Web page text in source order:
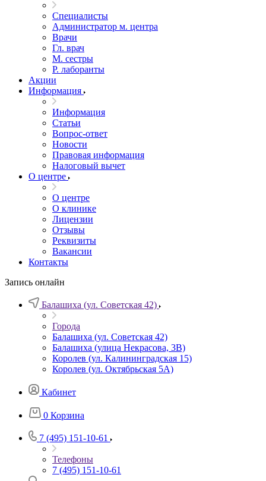
Специалисты
Администратор м. центра
Врачи
Гл. врач
М. сестры
Р. лаборанты
Акции
Информация
Информация
Статьи
Вопрос-ответ
Новости
Правовая информация
Налоговый вычет
О центре
О центре
О клинике
Лицензии
Отзывы
Реквизиты
Вакансии
Контакты
Запись онлайн
Балашиха (ул. Советская 42)
Города
Балашиха (ул. Советская 42)
Балашиха (улица Некрасова, 3В)
Королев (ул. Калининградская 15)
Королев (ул. Октябрьская 5А)
Кабинет
0 Корзина
7 (495) 151-10-61
Телефоны
7 (495) 151-10-61